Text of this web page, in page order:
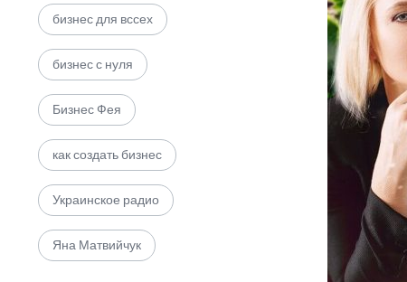
бизнес для вссех
бизнес с нуля
Бизнес Фея
как создать бизнес
Украинское радио
Яна Матвийчук